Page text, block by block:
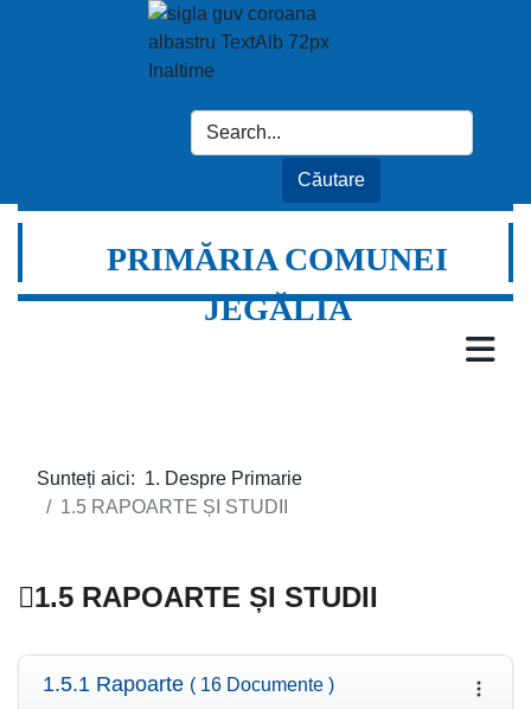
PRIMĂRIA COMUNEI
JEGĂLIA
Sunteți aici: 1. Despre Primarie
1.5 RAPOARTE ȘI STUDII
1.5 RAPOARTE ȘI STUDII
1.5.1 Rapoarte ( 16 Documente )